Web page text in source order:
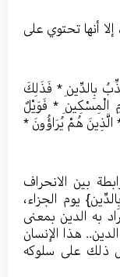
أنها تحتوي على
بِالدِّينِ * فَذَلِكَ
الْمِسْكِينِ * فَوَيْلٌ
هُمْ يُرَاؤُونَ *
بين الانحراف
يوم الجزاء،
به الدين بمعنى
هذا الإنسان
ذلك على سلوكه